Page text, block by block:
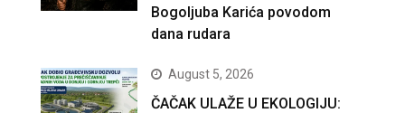
Bogoljuba Karića povodom
dana rudara
August 5, 2026
ČAČAK ULAŽE U EKOLOGIJU: